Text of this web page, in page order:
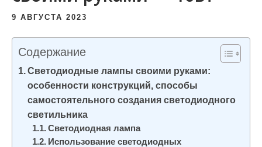
9 АВГУСТА 2023
Содержание
Светодиодные лампы своими руками:
особенности конструкций, способы
самостоятельного создания светодиодного
светильника
Светодиодная лампа
Использование светодиодных